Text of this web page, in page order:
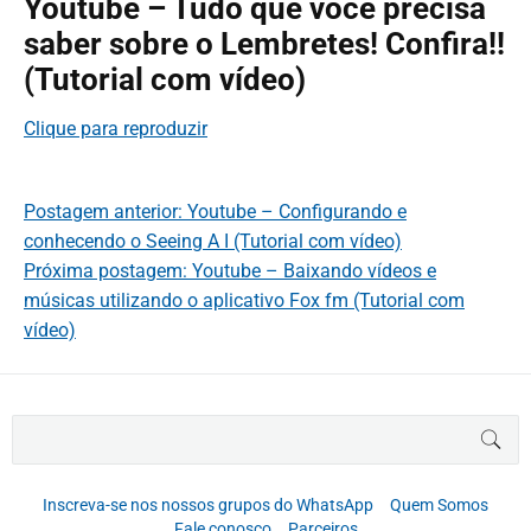
Youtube – Tudo que você precisa
saber sobre o Lembretes! Confira!!
(Tutorial com vídeo)
Clique para reproduzir
Postagem anterior: Youtube – Configurando e
conhecendo o Seeing A I (Tutorial com vídeo)
Próxima postagem: Youtube – Baixando vídeos e
músicas utilizando o aplicativo Fox fm (Tutorial com
vídeo)
Inscreva-se nos nossos grupos do WhatsApp
Quem Somos